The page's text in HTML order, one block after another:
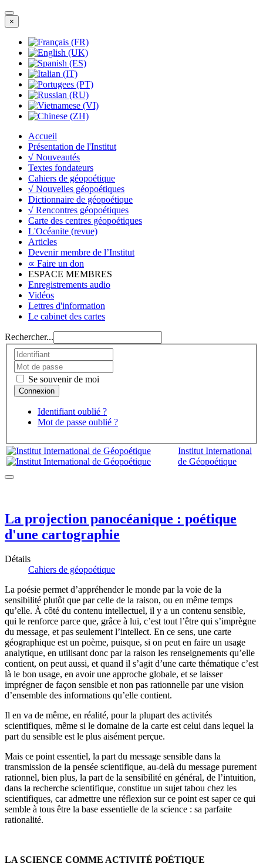
×
Accueil
Présentation de l'Institut
√ Nouveautés
Textes fondateurs
Cahiers de géopoétique
√ Nouvelles géopoétiques
Dictionnaire de géopoétique
√ Rencontres géopoétiques
Carte des centres géopoétiques
L'Océanite (revue)
Articles
Devenir membre de l’Institut
∝ Faire un don
ESPACE MEMBRES
Enregistrements audio
Vidéos
Lettres d'information
Le cabinet des cartes
Rechercher...
Se souvenir de moi
Identifiant oublié ?
Mot de passe oublié ?
Institut International
de Géopoétique
La projection panocéanique : poétique
d'une cartographie
Détails
Cahiers de géopoétique
La poésie permet d’appréhender le monde par la voie de la
sensibilité plutôt que par celle de la raison, ou en même temps
qu’elle. À côté du con­tenu intellectuel, il y a un contenu sensible,
qui le renforce parce que, grâce à lui, c’est tout l’être qui s’imprègne
du message, et pas seulement l’intellect. En ce sens, une carte
géographique est un poème, puisque, si on peut en faire un usage
analytique, en utilisant donc par la raison les renseignements qu’elle
contient, on peut aussi, et quand il s’agit d’une carte thématique c’est
là le bon usage, en avoir une approche globale, et se laisser
imprégner de façon sensible et non pas rationnelle par une vision
d’ensemble des informations qu’elle contient.
Il en va de même, en réalité, pour la plupart des activités
scientifiques, même si le domaine de la carte est celui dans lequel la
part du sensible est le plus aisément perçue.
Mais ce point essentiel, la part du message sensible dans la
transmission de la pensée scientifique, au-delà du message purement
rationnel, bien plus, la part de la sensibilité en général, de l’intuition,
dans la recherche scientifique, constitue un sujet tabou chez les
scientifiques, car admettre une réflexion sur ce point est saper ce qui
semble à tous être la base essentielle de la science : sa parfaite
rationalité.
LA SCIENCE COMME ACTIVITÉ POÉTIQUE